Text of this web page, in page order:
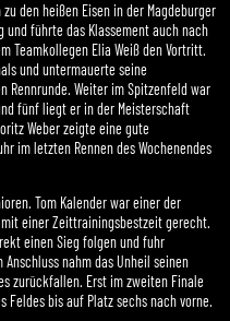
den heißen Eisen in der Magdeburger
und führte das Klassement auch nach
Teamkollegen Elia Weiß den Vortritt.
und untermauerte seine
Weiter im Spitzenfeld war
fünf liegt er in der Meisterschaft
Weber zeigte eine gute
im letzten Rennen des Wochenendes
Tom Kalender war einer der
einer Zeittrainingsbestzeit gerecht.
einen Sieg folgen und fuhr
nahm das Unheil seinen
zurückfallen. Erst im zweiten Finale
Feldes bis auf Platz sechs nach vorne.